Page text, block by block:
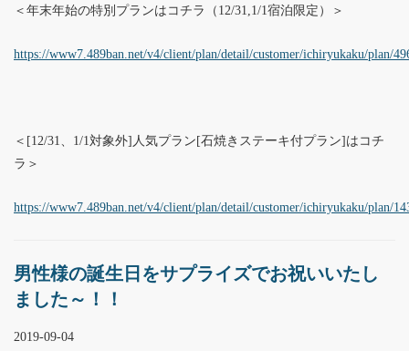
＜年末年始の特別プランはコチラ（12/31,1/1宿泊限定）＞
https://www7.489ban.net/v4/client/plan/detail/customer/ichiryukaku/plan/
＜[12/31、1/1対象外]人気プラン[石焼きステーキ付プラン]はコチ
ラ＞
https://www7.489ban.net/v4/client/plan/detail/customer/ichiryukaku/plan/
男性様の誕生日をサプライズでお祝いいたし
ました～！！
2019-09-04